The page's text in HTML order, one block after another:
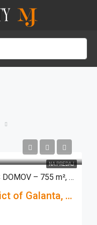
NA PREDAJ
IDEÁLNY POZEMOK PRE VÁŠ DOMOV – 755 m², IS, POKOJNÁ LOKALITA PATA
Hlohovecká, Pata, District of Galanta, Region of Trnava, Western Slovakia, 925 53, Slovakia